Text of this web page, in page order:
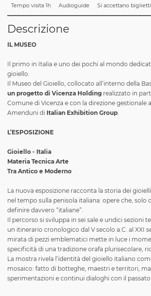
Tempo visita 1h Audioguide Si accettano
Descrizione
IL MUSEO
Il primo in Italia e uno dei pochi al mondo
gioiello.
Il Museo del Gioiello, collocato all’interno della
un progetto di Vicenza Holding realizzato in
Comune di Vicenza e con la direzione gestionale
Amenduni di Italian Exhibition Group.
L’ESPOSIZIONE
Gioiello - Italia
Materia Tecnica Arte
Tra Antico e Moderno
La nuova esposizione racconta la storia dei
nel tempo sulla penisola italiana: opere che, solo
definire davvero “italiane”.
Il percorso si sviluppa in sei sale e undici sezioni
un itinerario cronologico dal V secolo a.C. al XXI
mirata di pezzi emblematici mette in luce i
specificità di una tradizione orafa plurisecolare,
La mostra rivela l’identità del gioiello italiano
mosaico: fatto di botteghe, maestri e territori,
sperimentazioni e continui dialoghi con il passato